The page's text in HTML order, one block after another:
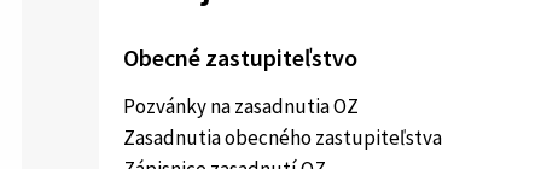
Obecné zastupiteľstvo
Pozvánky na zasadnutia OZ
Zasadnutia obecného zastupiteľstva